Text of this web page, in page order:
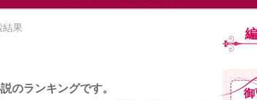
結果
のランキングです。